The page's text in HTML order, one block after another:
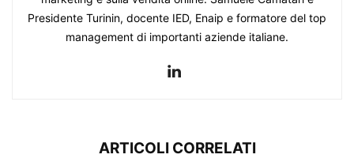
Presidente Turinin, docente IED, Enaip e formatore del top
management di importanti aziende italiane.
ARTICOLI CORRELATI